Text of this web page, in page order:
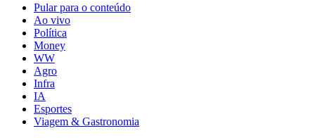
Pular para o conteúdo
Ao vivo
Política
Money
WW
Agro
Infra
IA
Esportes
Viagem & Gastronomia